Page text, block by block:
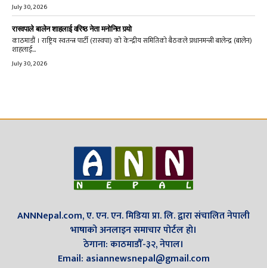
July 30, 2026
रास्वपाले बालेन शाहलाई वरिष्ठ नेता मनोनित गर्‍यो
काठमाडौं । राष्ट्रिय स्वतन्त्र पार्टी (रास्वपा) को केन्द्रीय समितिको बैठकले प्रधानमन्त्री बालेन्द्र (बालेन)
शाहलाई...
July 30, 2026
ANNNepal.com, ए. एन. एन. मिडिया प्रा. लि. द्वारा संचालित नेपाली
भाषाको अनलाइन समाचार पोर्टल हो।
ठेगाना: काठमाडौँ-३२, नेपाल।
Email: asiannewsnepal@gmail.com